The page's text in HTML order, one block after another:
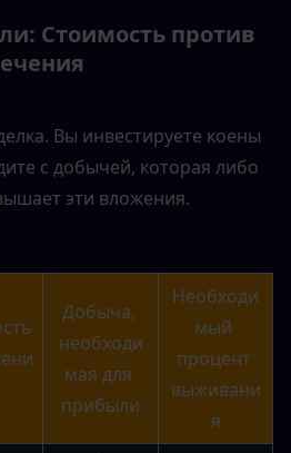
Стоимость против
Вы инвестируете коены
с добычей, которая либо
эти вложения.
Добыча,
необходи
мая для
прибыли
Необходи
мый
процент
выживани
я